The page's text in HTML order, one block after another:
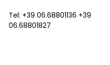
Tel: +39 06.68801136 +39
06.68801827